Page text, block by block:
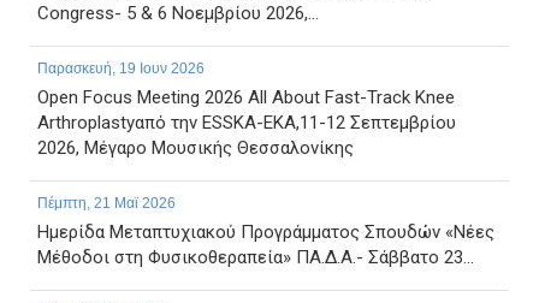
Congress- 5 & 6 Νοεμβρίου 2026,...
Παρασκευή, 19 Ιουν 2026
Open Focus Meeting 2026 All About Fast-Track Knee
Arthroplastyαπό την ESSKA-EKA,11-12 Σεπτεμβρίου
2026, Μέγαρο Μουσικής Θεσσαλονίκης
Πέμπτη, 21 Μαϊ 2026
Ημερίδα Μεταπτυχιακού Προγράμματος Σπουδών «Νέες
Μέθοδοι στη Φυσικοθεραπεία» ΠΑ.Δ.Α.- Σάββατο 23...